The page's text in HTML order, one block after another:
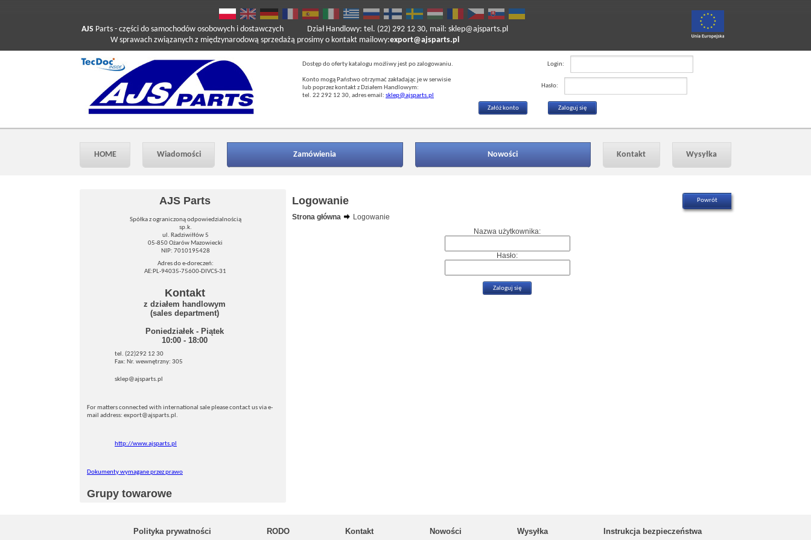
AJS Parts - części do samochodów osobowych i dostawczych
W sprawach związanych z międzynarodową sprzedażą prosimy o kontakt mailowy:export@ajsparts.pl
Dział Handlowy: tel. (22) 292 12 30, mail: sklep@ajsparts.pl
Dostęp do oferty katalogu możliwy jest po zalogowaniu.
Konto mogą Państwo otrzymać zakładając je w serwisie
lub poprzez kontakt z Działem Handlowym:
tel. 22 292 12 30, adres email: sklep@ajsparts.pl
Login:
Hasło:
Załóż konto
HOME Wiadomości Zamówienia Nowości Kontakt Wysyłka
AJS Parts
Spółka z ograniczoną odpowiedzialnością
sp.k.
ul. Radziwiłłów 5
05-850 Ożarów Mazowiecki
NIP: 7010195428
Adres do e-doreczeń:
AE:PL-94035-75600-DIVCS-31
Kontakt
z działem handlowym
(sales department)
Poniedziałek - Piątek
10:00 - 18:00
tel. (22)292 12 30
Fax: Nr. wewnętrzny: 305
sklep@ajsparts.pl
For matters connected with international sale please contact us via e-
mail address: export@ajsparts.pl.
http://www.ajsparts.pl
Dokumenty wymagane przez prawo
Grupy towarowe
Logowanie
Strona główna
Logowanie
Nazwa użytkownika:
Hasło:
Polityka prywatności RODO Kontakt Nowości Wysyłka Instrukcja bezpieczeństwa